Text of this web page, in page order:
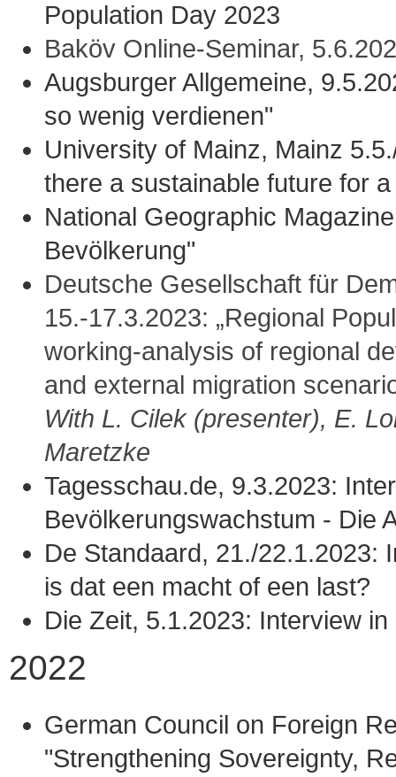
Population Day 2023
Baköv Online-Seminar,
Augsburger Allgemeine,
so wenig verdienen"
University of Mainz, Mainz
there a sustainable future for
National Geographic
Bevölkerung"
Deutsche Gesellschaft für
15.-17.3.2023: „Regional
working-analysis of regional
and external migration
With L. Cilek (presenter), E.
Maretzke
Tagesschau.de, 9.3.2023:
Bevölkerungswachstum - Die
De Standaard, 21./22.1.2023:
is dat een macht of een last?
Die Zeit, 5.1.2023: Interview
2022
German Council on Foreign
"Strengthening Sovereignty,